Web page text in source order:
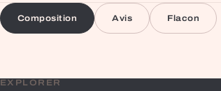
Composition Avis Flacon
EXPLORER